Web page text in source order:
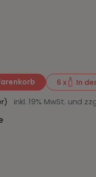
6 x In
inkl. 19% MwSt. und